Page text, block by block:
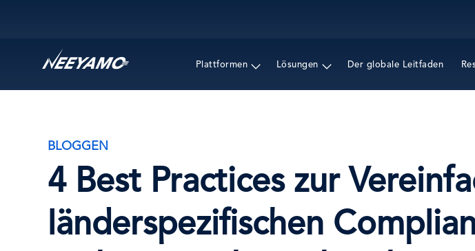
Plattformen Lösungen Der globale Leitfaden
BLOGGEN
4 Best Practices zur
länderspezifischen